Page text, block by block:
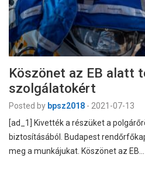
Köszönet az EB alatt
szolgálatokért
Posted by bpsz2018 - 2021-07-13
[ad_1] Kivették a részüket a
biztosításából. Budapest
meg a munkájukat. Köszönet az EB…